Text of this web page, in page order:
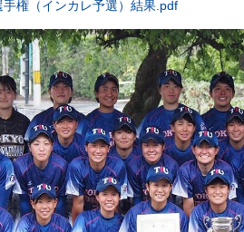
権（インカレ予選）結果.pdf